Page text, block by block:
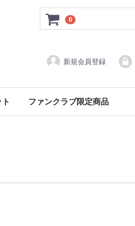
0
新規会員登録
ファンクラブ限定商品